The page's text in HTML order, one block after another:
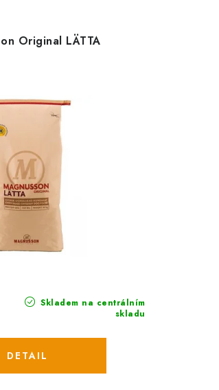
Original LÄTTA
Skladem na centrálním
skladu